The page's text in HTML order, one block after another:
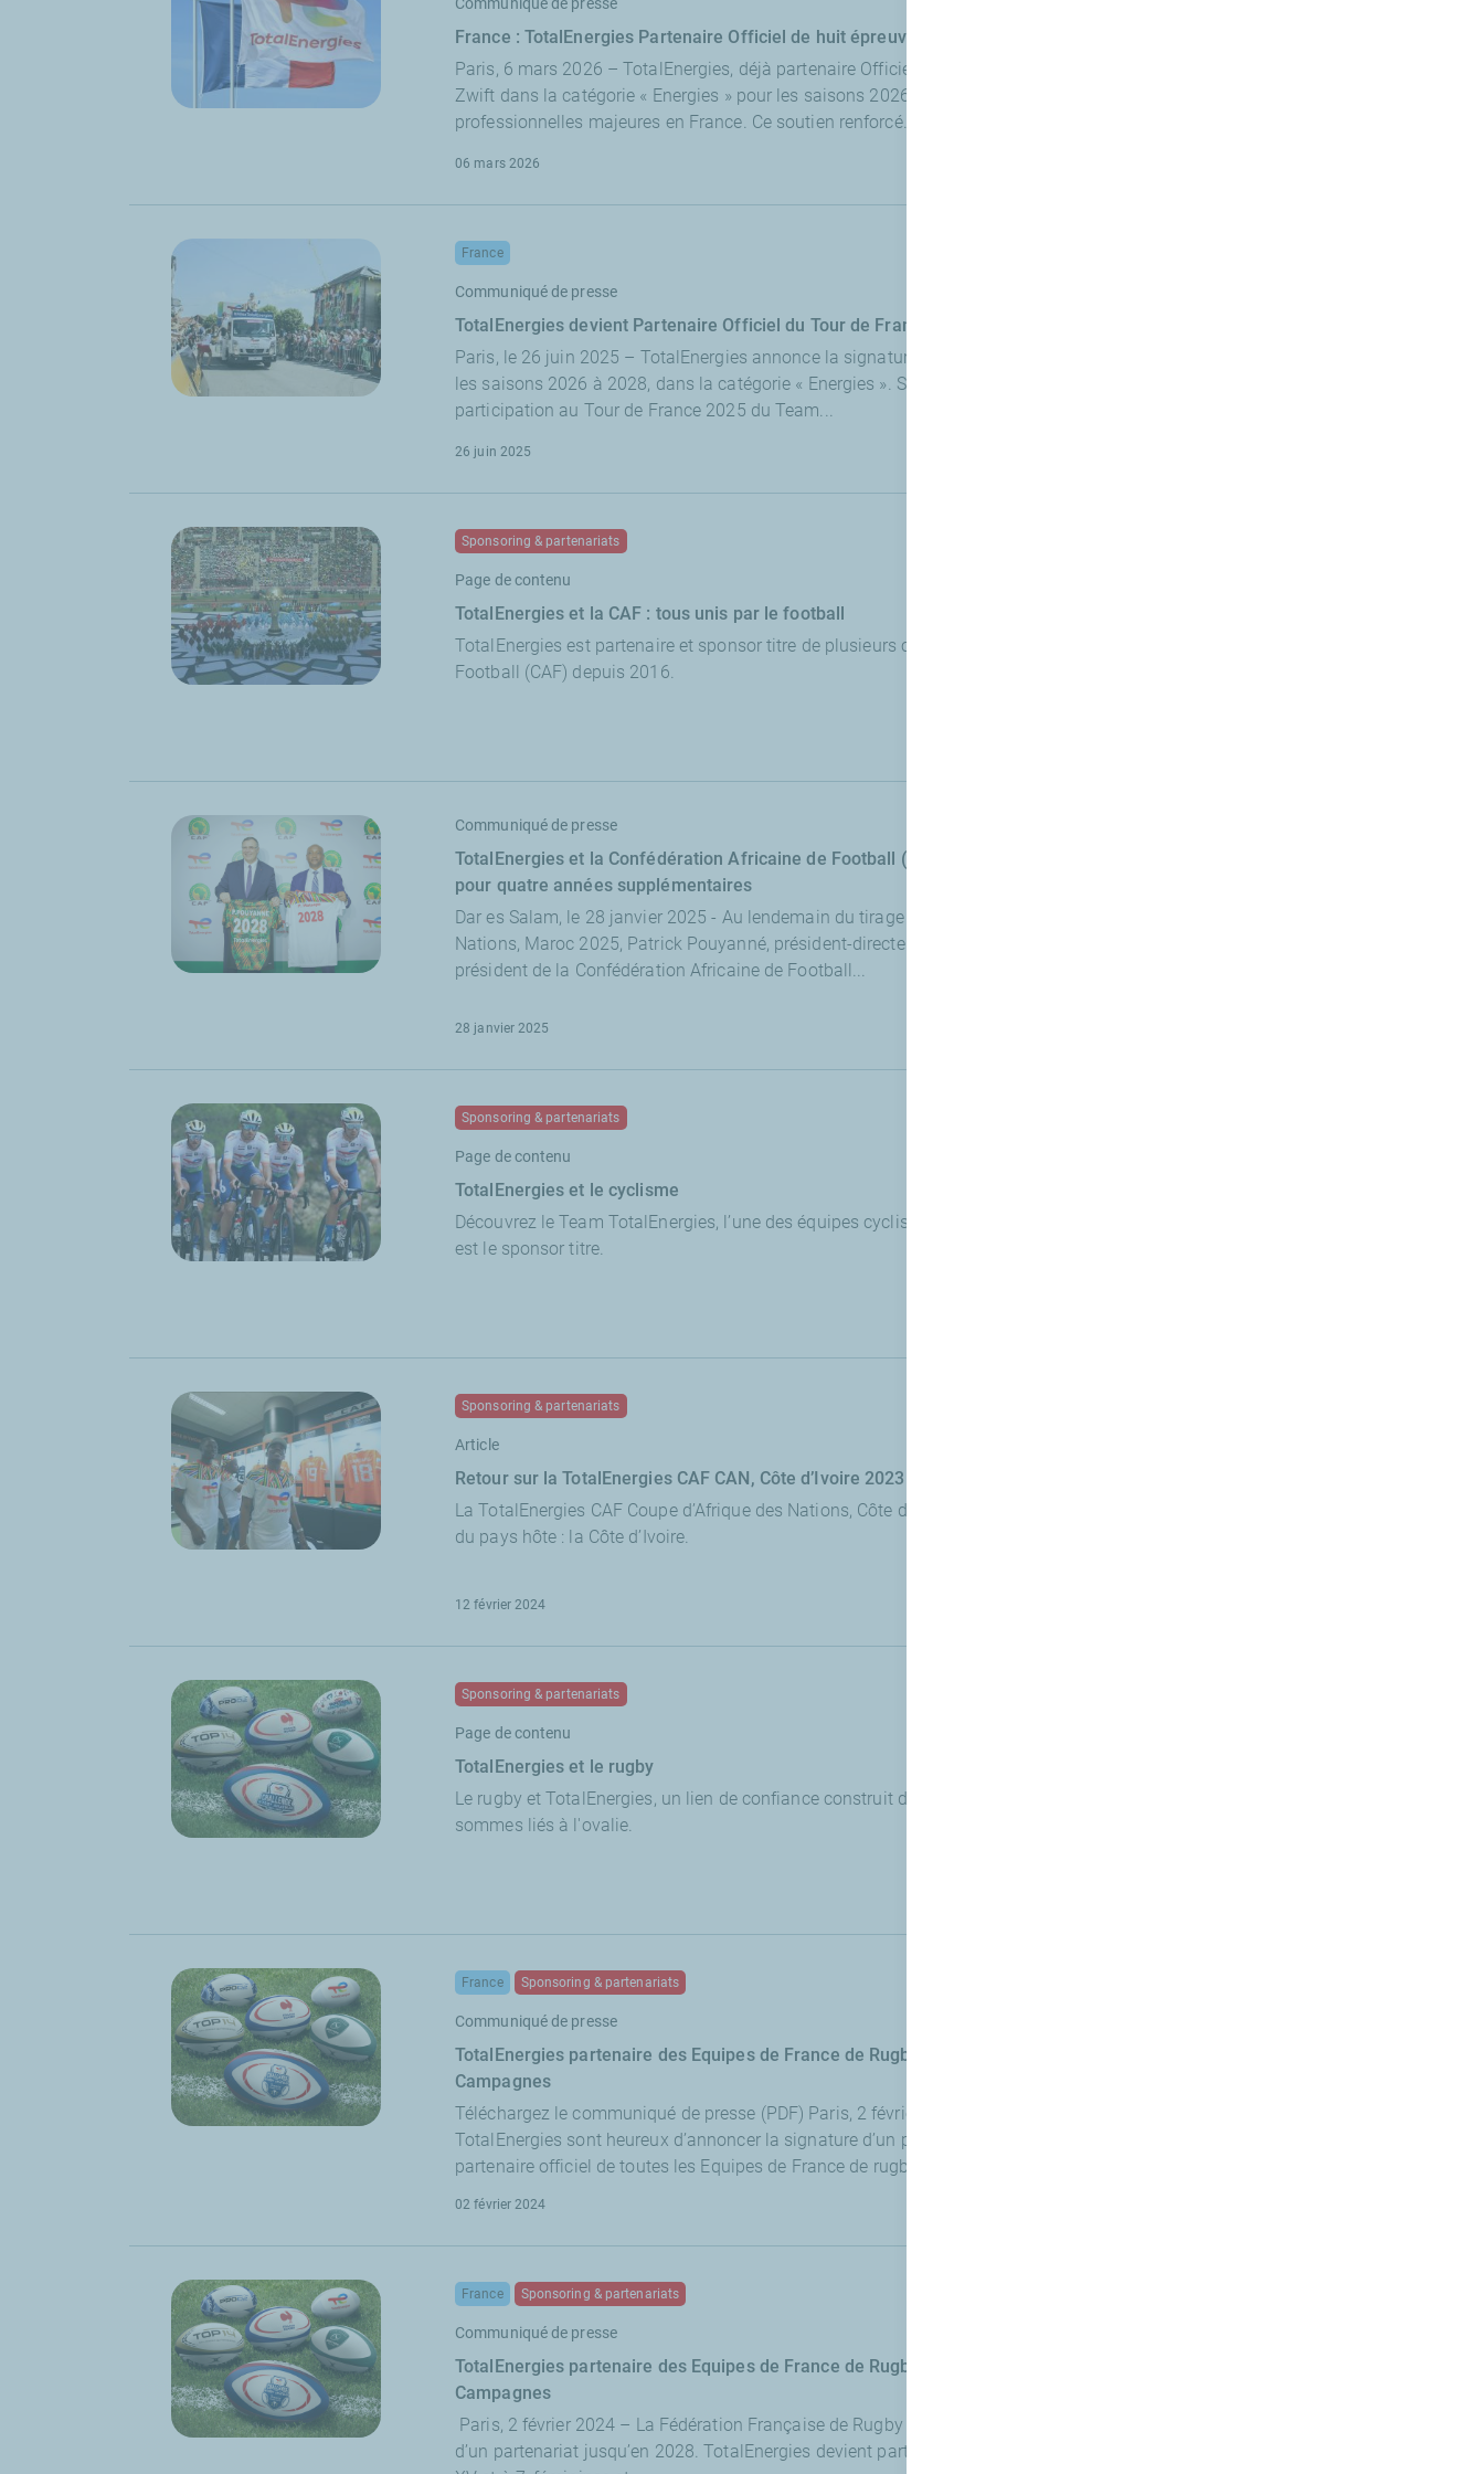
France : TotalEnergies Partenaire Officiel de huit épreuves cyclistes majeures à partir de 2026
Paris, 6 mars 2026 – TotalEnergies, déjà partenaire Officiel du Tour de France et du Tour de France Femmes avec
Zwift dans la catégorie « Energies » pour les saisons 2026 à 2028, devient partenaire de six courses
professionnelles majeures en France. Ce soutien renforcé...
06 mars 2026
TotalEnergies devient Partenaire Officiel du Tour de France et précise ses partenariats dans le cyclisme
France
Communiqué de presse
Paris, le 26 juin 2025 – TotalEnergies annonce la signature d’un Partenariat Officiel avec le Tour de France pour
les saisons 2026 à 2028, dans la catégorie « Energies ». Sur le plan sportif, la Compagnie se réjouit de la
participation au Tour de France 2025 du Team...
26 juin 2025
TotalEnergies et la CAF : tous unis par le football
Sponsoring & partenariats
Page de contenu
TotalEnergies est partenaire et sponsor titre de plusieurs compétitions de la Confédération Africaine de
Football (CAF) depuis 2016.
TotalEnergies et la Confédération Africaine de Football (CAF) prolongent et approfondissent leur partenariat
pour quatre années supplémentaires
Communiqué de presse
Dar es Salam, le 28 janvier 2025 - Au lendemain du tirage au sort de la TotalEnergies CAF Coupe d'Afrique des
Nations, Maroc 2025, Patrick Pouyanné, président-directeur général de TotalEnergies et Dr Patrice Motsepe,
président de la Confédération Africaine de Football...
28 janvier 2025
TotalEnergies et le cyclisme
Sponsoring & partenariats
Page de contenu
Découvrez le Team TotalEnergies, l’une des équipes cyclistes françaises les plus populaires dont notre Compagnie
est le sponsor titre.
Retour sur la TotalEnergies CAF CAN, Côte d’Ivoire 2023
Sponsoring & partenariats
Article
La TotalEnergies CAF Coupe d’Afrique des Nations, Côte d’Ivoire 2023 s’est achevée le 11 février 2024 avec le sacre
du pays hôte : la Côte d’Ivoire.
12 février 2024
TotalEnergies et le rugby
Sponsoring & partenariats
Page de contenu
Le rugby et TotalEnergies, un lien de confiance construit depuis plusieurs années, découvrez comment nous nous
sommes liés à l'ovalie.
TotalEnergies partenaire des Equipes de France de Rugby et du Tournoi National des Quartiers et des
Campagnes
France Sponsoring & partenariats
Communiqué de presse
Téléchargez le communiqué de presse (PDF) Paris, 2 février 2024 – La Fédération Française de Rugby et
TotalEnergies sont heureux d’annoncer la signature d’un partenariat jusqu’en 2028. TotalEnergies devient
partenaire officiel de toutes les Equipes de France de rugby...
02 février 2024
TotalEnergies partenaire des Equipes de France de Rugby et du Tournoi National des Quartiers et des
Campagnes
France Sponsoring & partenariats
Communiqué de presse
Paris, 2 février 2024 – La Fédération Française de Rugby et TotalEnergies sont heureux d’annoncer la signature
d’un partenariat jusqu’en 2028. TotalEnergies devient partenaire officiel de toutes les Equipes de France de rugby à